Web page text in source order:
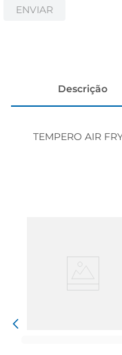
ENVIAR
Descrição
TEMPERO AIR